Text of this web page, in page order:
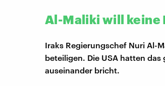
Al-Maliki will keine
Iraks Regierungschef Nuri Al-
beteiligen. Die USA hatten
auseinander bricht.